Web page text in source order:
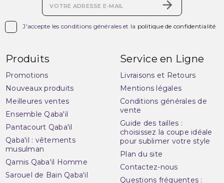
J'accepte les conditions générales et la politique de confidentialité
Produits
Promotions
Nouveaux produits
Meilleures ventes
Ensemble Qaba'il
Pantacourt Qaba'il
Qaba'il : vêtements
musulman
Qamis Qaba'il Homme
Sarouel de Bain Qaba'il
Service en Ligne
Livraisons et Retours
Mentions légales
Conditions générales de
vente
Guide des tailles :
choisissez la coupe idéale
pour sublimer votre style
Plan du site
Contactez-nous
Questions fréquentes :